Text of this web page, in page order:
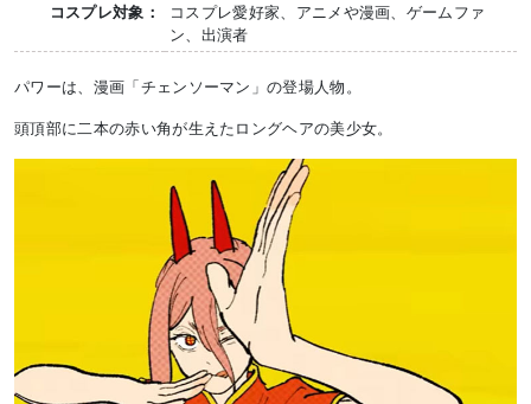
コスプレ対象：
コスプレ愛好家、アニメや漫画、ゲームファ
ン、出演者
パワーは、漫画「チェンソーマン」の登場人物。
頭頂部に二本の赤い角が生えたロングヘアの美少女。